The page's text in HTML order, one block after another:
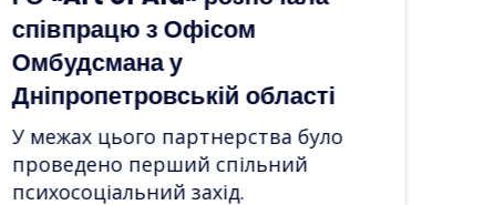
“Art of Aid”: творчість як
шлях до внутрішніх ресурсів
Учасниці досліджували свої емоції
через живопис і метафоричні
асоціативні картки, знаходячи нові
джерела сили та натхнення.